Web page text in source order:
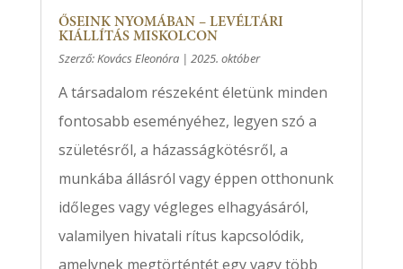
ŐSEINK NYOMÁBAN – LEVÉLTÁRI
KIÁLLÍTÁS MISKOLCON
Szerző:Kovács Eleonóra| 2025. október
A társadalom részeként életünk minden
fontosabb eseményéhez, legyen szó a
születésről, a házasságkötésről, a
munkába állásról vagy éppen otthonunk
időleges vagy végleges elhagyásáról,
valamilyen hivatali rítus kapcsolódik,
amelynek megtörténtét egy vagy több